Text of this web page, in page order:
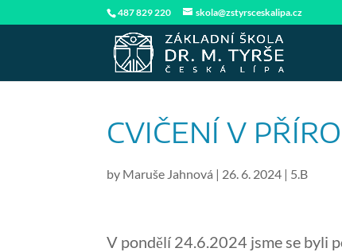
487 829 220 skola@zstyrsceskalipa.cz
CVIČENÍ V
by Maruše Jahnová | 26. 6. 2024 | 5.B
V pondělí 24.6.2024 jsme se byli